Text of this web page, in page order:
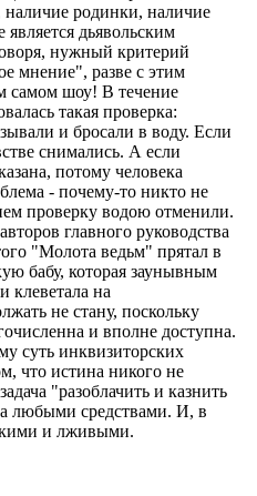
родинки, наличие
дьявольским
нужный критерий
мнение", разве с этим
самом шоу! В течение
такая проверка:
и бросали в воду. Если
снимались. А если
потому человека
- почему-то никто не
проверку водою отменили.
главного руководства
"Молота ведьм" прятал в
бабу, которая заунывным
клеветала на
не стану, поскольку
и вполне доступна.
суть инквизиторских
что истина никого не
"разоблачить и казнить
любыми средствами. И, в
и лживыми.